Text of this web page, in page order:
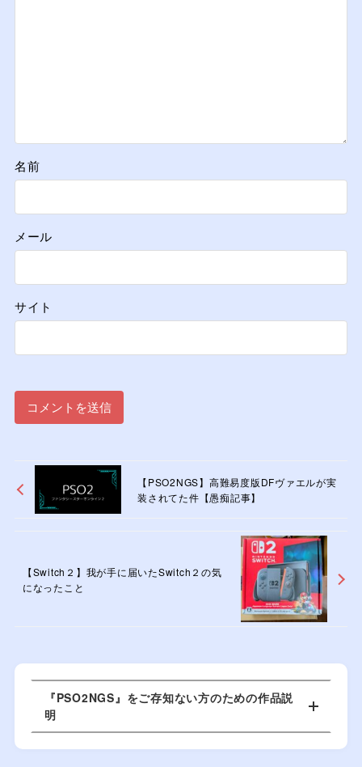
名前
メール
サイト
【PSO2NGS】高難易度版DFヴァエルが実
装されてた件【愚痴記事】
【Switch２】我が手に届いたSwitch２の気
になったこと
『PSO2NGS』をご存知ない方のための作品説
明